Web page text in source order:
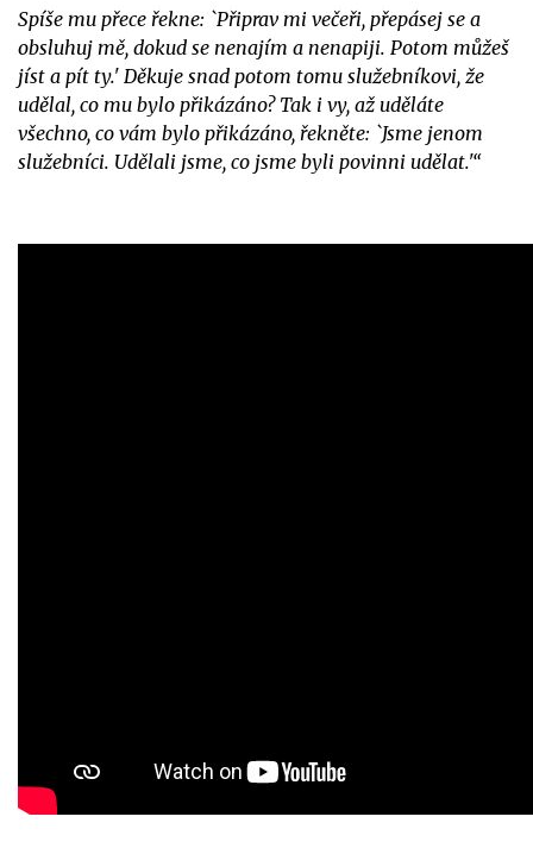
Spíše mu přece řekne: `Připrav mi večeři, přepásej se a
obsluhuj mě, dokud se nenajím a nenapiji. Potom můžeš
jíst a pít ty.' Děkuje snad potom tomu služebníkovi, že
udělal, co mu bylo přikázáno? Tak i vy, až uděláte
všechno, co vám bylo přikázáno, řekněte: `Jsme jenom
služebníci. Udělali jsme, co jsme byli povinni udělat.'“